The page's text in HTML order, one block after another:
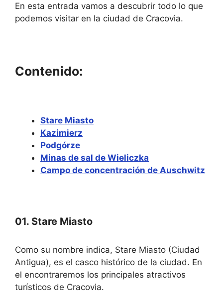
En esta entrada vamos a descubrir todo lo que
podemos visitar en la ciudad de Cracovia.
Contenido:
Stare Miasto
Kazimierz
Podgórze
Minas de sal de Wieliczka
Campo de concentración de Auschwitz
01. Stare Miasto
Como su nombre indica, Stare Miasto (Ciudad
Antigua), es el casco histórico de la ciudad. En
el encontraremos los principales atractivos
turísticos de Cracovia.